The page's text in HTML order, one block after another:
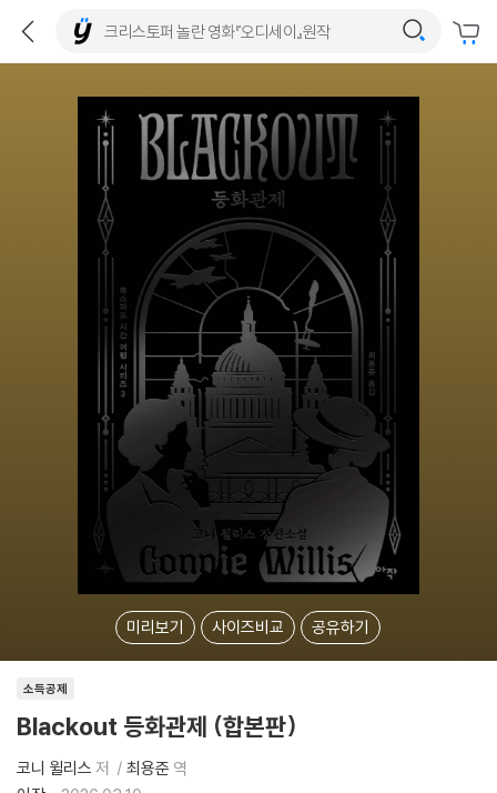
미리보기 사이즈비교 공유하기
소득공제
Blackout 등화관제 (합본판)
코니 윌리스 저 최용준 역